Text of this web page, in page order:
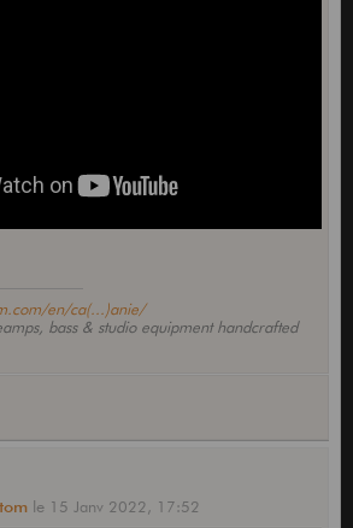
en/ca(...)anie/
bass & studio equipment handcrafted
le 15 Janv 2022, 17:52